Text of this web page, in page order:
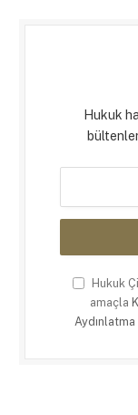
Hukuk
Hukuk
amaçla